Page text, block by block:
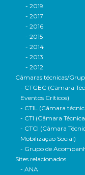
- 2019
- 2017
- 2016
- 2015
- 2014
- 2013
- 2012
Câmaras técnicas/
- CTGEC (Câmara
Eventos Críticos)
- CTIL (Câmara
- CTI (Câmara
- CTCI (Câmara
Mobilização Social)
- Grupo de
Sites relacionados
- ANA